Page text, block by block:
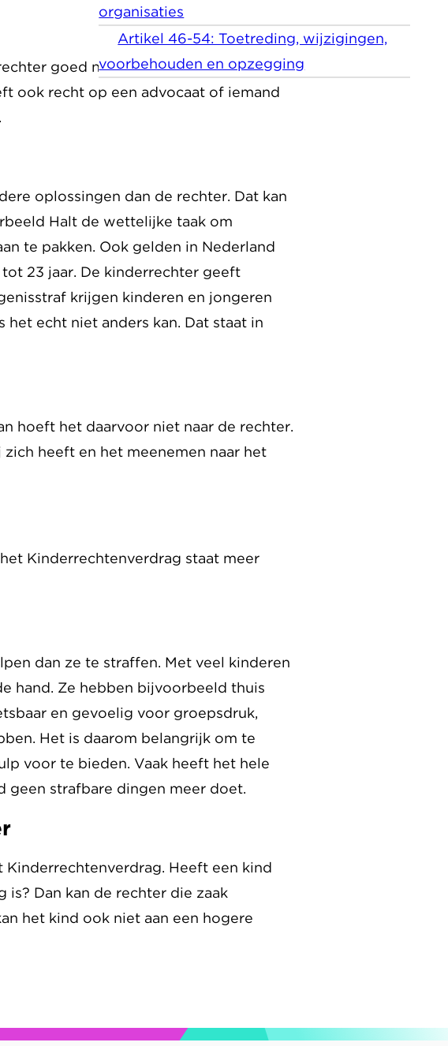
goed naar het verhaal van het kind
ook recht op een advocaat of iemand
oplossingen dan de rechter. Dat kan
Halt de wettelijke taak om
te pakken. Ook gelden in Nederland
23 jaar. De kinderrechter geeft
krijgen kinderen en jongeren
echt niet anders kan. Dat staat in
hoeft het daarvoor niet naar de rechter.
heeft en het meenemen naar het
Kinderrechtenverdrag staat meer
dan ze te straffen. Met veel kinderen
hand. Ze hebben bijvoorbeeld thuis
en gevoelig voor groepsdruk,
Het is daarom belangrijk om te
voor te bieden. Vaak heeft het hele
strafbare dingen meer doet.
Heeft een kind
Dan kan de rechter die zaak
het kind ook niet aan een hogere
organisaties
Artikel 46-54: Toetreding, wijzigingen,
voorbehouden en opzegging